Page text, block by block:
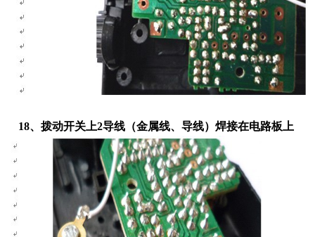
18、拨动开关上2导线（金属线、导线）焊接在电路板上